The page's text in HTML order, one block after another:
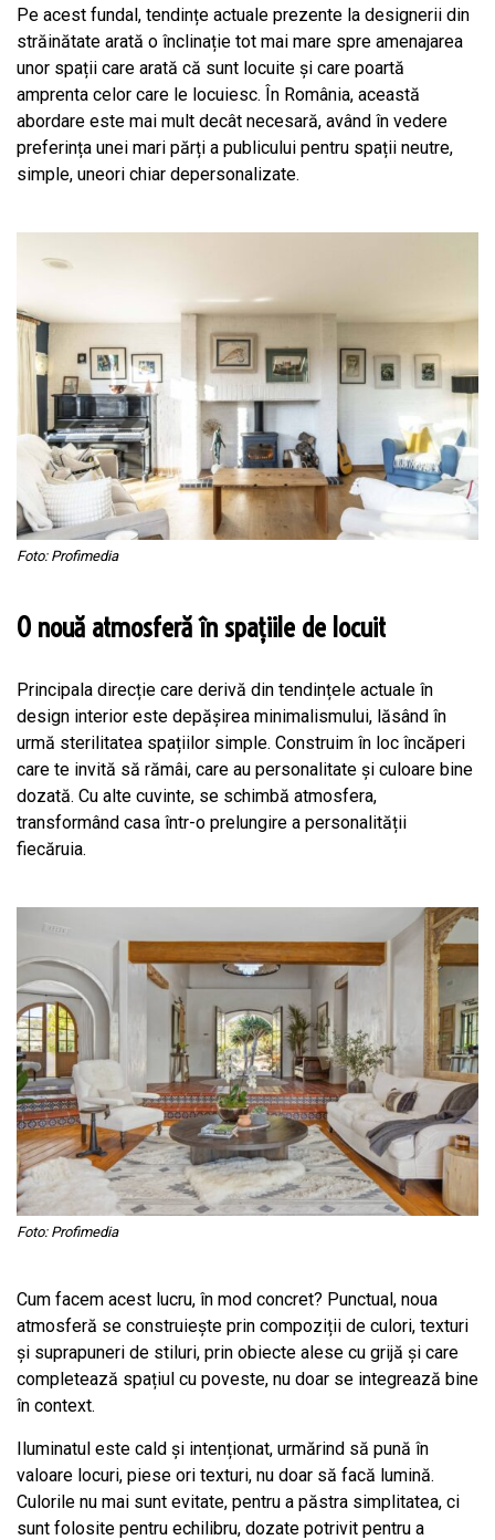
Pe acest fundal, tendințe actuale prezente la designerii din
străinătate arată o înclinație tot mai mare spre amenajarea
unor spații care arată că sunt locuite și care poartă
amprenta celor care le locuiesc. În România, această
abordare este mai mult decât necesară, având în vedere
preferința unei mari părți a publicului pentru spații neutre,
simple, uneori chiar depersonalizate.
Foto: Profimedia
O nouă atmosferă în spațiile de locuit
Principala direcție care derivă din tendințele actuale în
design interior este depășirea minimalismului, lăsând în
urmă sterilitatea spațiilor simple. Construim în loc încăperi
care te invită să rămâi, care au personalitate și culoare bine
dozată. Cu alte cuvinte, se schimbă atmosfera,
transformând casa într-o prelungire a personalității
fiecăruia.
Foto: Profimedia
Cum facem acest lucru, în mod concret? Punctual, noua
atmosferă se construiește prin compoziții de culori, texturi
și suprapuneri de stiluri, prin obiecte alese cu grijă și care
completează spațiul cu poveste, nu doar se integrează bine
în context.
Iluminatul este cald și intenționat, urmărind să pună în
valoare locuri, piese ori texturi, nu doar să facă lumină.
Culorile nu mai sunt evitate, pentru a păstra simplitatea, ci
sunt folosite pentru echilibru, dozate potrivit pentru a